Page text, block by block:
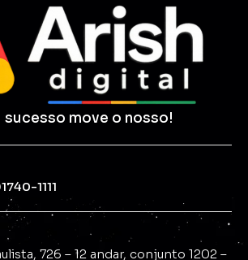
sucesso move o nosso!
1111
726 – 12 andar, conjunto 1202 –